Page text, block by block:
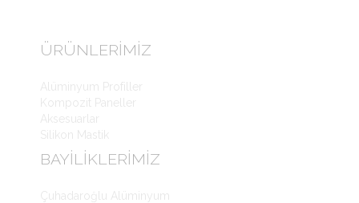
ÜRÜNLERIMIZ
Alüminyum Profiller
Kompozit Paneller
Aksesuarlar
Silikon Mastik
BAYILIKLERIMIZ
Çuhadaroğlu Alüminyum